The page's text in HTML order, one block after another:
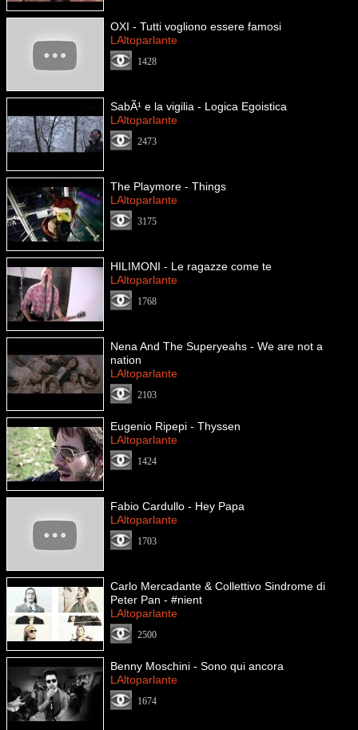
OXI - Tutti vogliono essere famosi
LAltoparlante
1428
SabÃ¹ e la vigilia - Logica Egoistica
LAltoparlante
2473
The Playmore - Things
LAltoparlante
3175
HILIMONI - Le ragazze come te
LAltoparlante
1768
Nena And The Superyeahs - We are not a
nation
LAltoparlante
2103
Eugenio Ripepi - Thyssen
LAltoparlante
1424
Fabio Cardullo - Hey Papa
LAltoparlante
1703
Carlo Mercadante & Collettivo Sindrome di
Peter Pan - #nient
LAltoparlante
2500
Benny Moschini - Sono qui ancora
LAltoparlante
1674